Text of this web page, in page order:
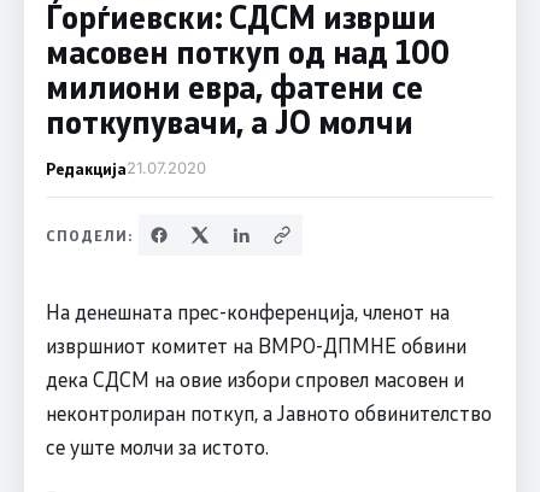
Ѓорѓиевски: СДСМ изврши
масовен поткуп од над 100
милиони евра, фатени се
поткупувачи, а ЈО молчи
Редакција21.07.2020
СПОДЕЛИ:
На денешната прес-конференција, членот на
извршниот комитет на ВМРО-ДПМНЕ обвини
дека СДСМ на овие избори спровел масовен и
неконтролиран поткуп, а Јавното обвинителство
се уште молчи за истото.